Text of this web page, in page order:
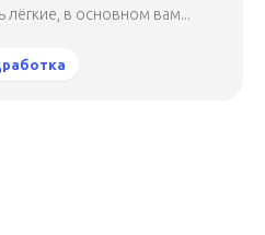
лёгкие, в основном вам...